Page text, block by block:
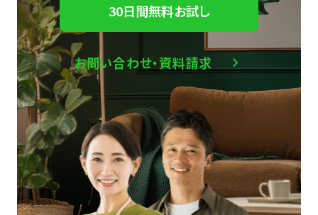
30日間無料お試し
お問い合わせ・資料請求